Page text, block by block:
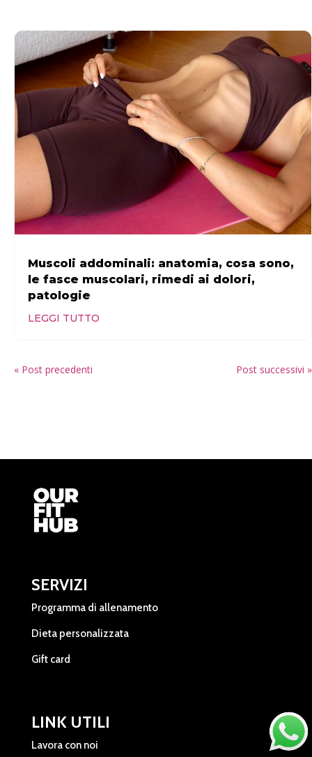
Muscoli addominali: anatomia, cosa sono,
le fasce muscolari, rimedi ai dolori,
patologie
LEGGI TUTTO
« Post precedenti Post successivi »
SERVIZI
Programma di allenamento
Dieta personalizzata
Gift card
LINK UTILI
Lavora con noi